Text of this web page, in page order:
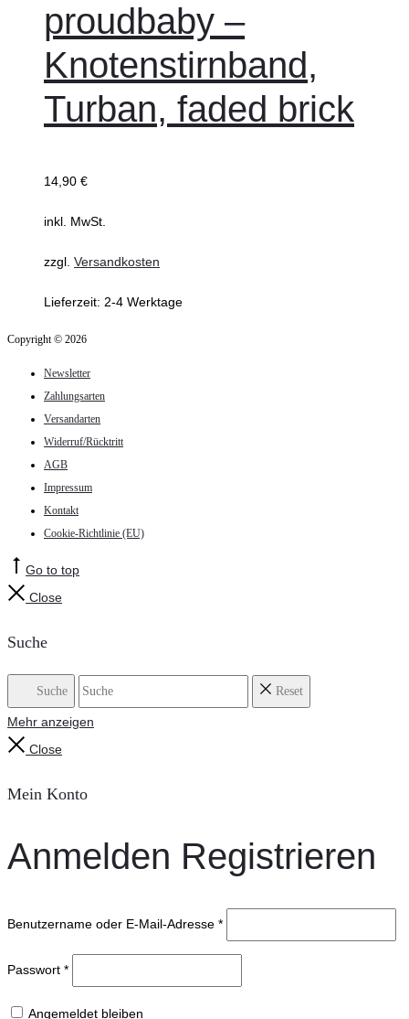
proudbaby –
Knotenstirnband,
Turban, faded brick
14,90 €
inkl. MwSt.
zzgl. Versandkosten
Lieferzeit: 2-4 Werktage
Copyright © 2026
Newsletter
Zahlungsarten
Versandarten
Widerruf/Rücktritt
AGB
Impressum
Kontakt
Cookie-Richtlinie (EU)
Go to top
Close
Suche
Suche Reset
Mehr anzeigen
Close
Mein Konto
Anmelden Registrieren
Benutzername oder E-Mail-Adresse *
Passwort *
Angemeldet bleiben